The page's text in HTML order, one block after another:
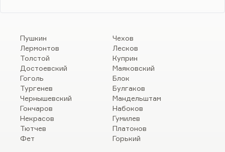
Пушкин
Лермонтов
Толстой
Достоевский
Гоголь
Тургенев
Чернышевский
Гончаров
Некрасов
Тютчев
Фет
Чехов
Лесков
Куприн
Маяковский
Блок
Булгаков
Мандельштам
Набоков
Гумилев
Платонов
Горький